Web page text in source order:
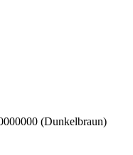
(Dunkelbraun)